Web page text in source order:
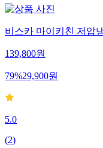
비스카 마이키친 저압
139,800원
79%29,900원
5.0
(2)